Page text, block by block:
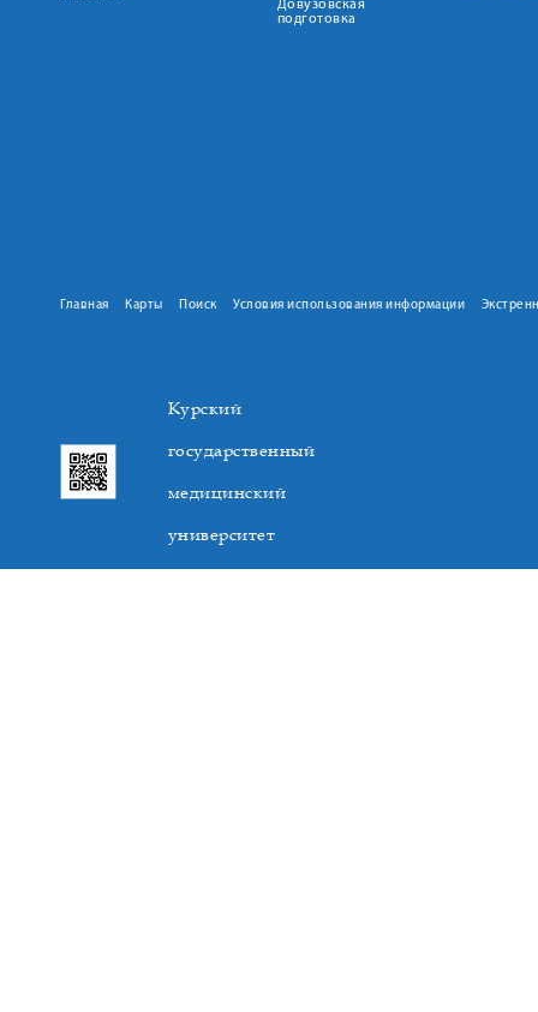
Довузовская
подготовка
Главная Карты Поиск Условия использования информации
Курский
государственный
медицинский
университет